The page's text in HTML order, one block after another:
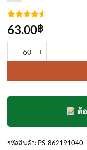
ให้คะแนน
4.5จาก 5
คะแนน
เต็มบน
4
การให้
63.00฿
ต้
รหัสสินค้า: PS_862191040